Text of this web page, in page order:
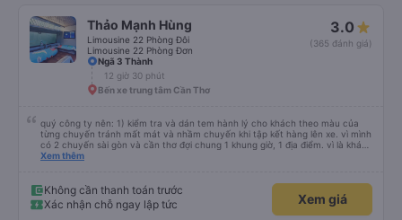
Thảo Mạnh Hùng
Limousine 22 Phòng Đôi
Limousine 22 Phòng Đơn
3.0
(365 đánh giá)
Ngã 3 Thành
12 giờ 30 phút
Bến xe trung tâm Cần Thơ
quý công ty nên: 1) kiểm tra và dán tem hành lý cho khách theo màu của
từng chuyến tránh mất mát và nhầm chuyến khi tập kết hàng lên xe. vì mình
có 2 chuyến sài gòn và cần thơ đợi chung 1 khung giờ, 1 địa điểm. vì là khách
thân thiết của quý công ty nên rất hài lòng và tin tưởng. tuy nhiên rất mong
thì chắc chắn quy công ty là nhà xe được yêu thích và lựa chọn số 1 quy
nhơn. rất cảm ơn quý anh chị em cty cũng như chị Thảo đã lắng nghe và
tiếp nhận. " khách hàng thân thiết nhiều năm của nhà xe từ thời sinh viên"
Xem thêm
Không cần thanh toán trước
Xác nhận chỗ ngay lập tức
Xem giá